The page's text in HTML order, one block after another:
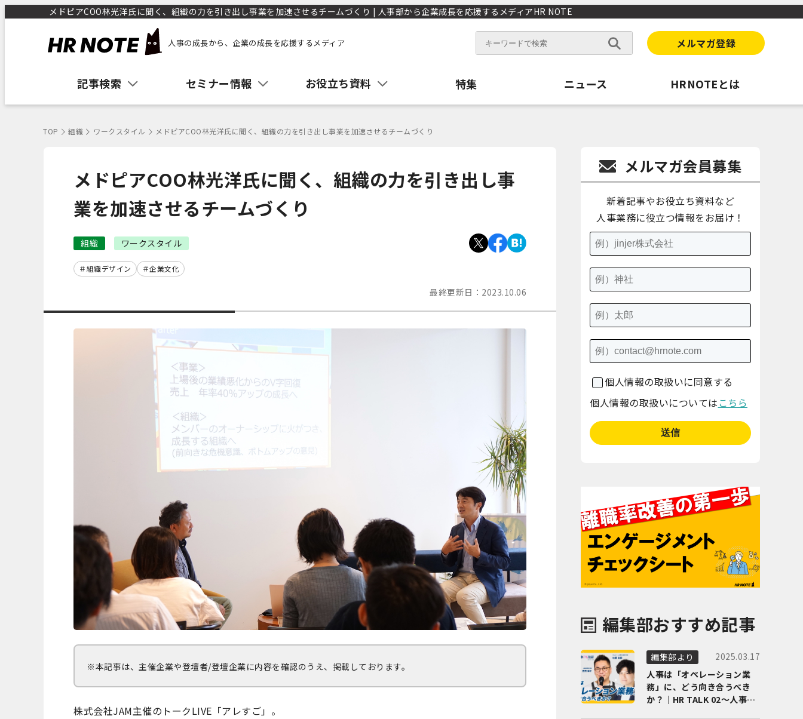
メドピアCOO林光洋氏に聞く、組織の力を引き出し事業を加速させるチームづくり | 人事部から企業成長を応援するメディアHR NOTE
人事の成長から、企業の成長を応援するメディア メルマガ登録
記事検索 セミナー情報 お役立ち資料 特集 ニュース HRNOTEとは
TOP 組織 ワークスタイル メドピアCOO林光洋氏に聞く、組織の力を引き出し事業を加速させるチームづくり
メドピアCOO林光洋氏に聞く、組織の力を引き出し事
業を加速させるチームづくり
組織 ワークスタイル
組織デザイン 企業文化
最終更新日： 2023.10.06
※本記事は、主催企業や登壇者/登壇企業に内容を確認のうえ、掲載しております。
株式会社JAM主催のトークLIVE「アレすご」。
メルマガ会員募集
新着記事やお役立ち資料など
人事業務に役立つ情報をお届け！
個人情報の取扱いに同意する
個人情報の取扱いについては こちら
編集部おすすめ記事
編集部より
2025.03.17
人事は「オペレーション業
務」に、どう向き合うべき
か？｜HR TALK 02～人事DX